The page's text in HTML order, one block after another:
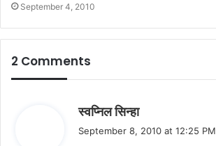
September 4, 2010
2 Comments
स्वप्निल सिन्हाs
September 8, 2010 at 12:25 PM